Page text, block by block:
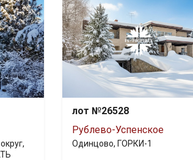
лот №26528
Рублево-Успенское
Одинцово, ГОРКИ-1